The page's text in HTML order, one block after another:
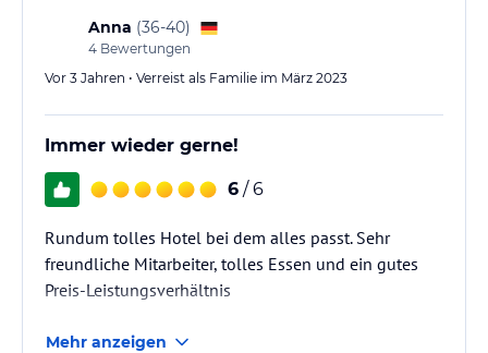
Anna (36-40)
4 Bewertungen
Vor 3 Jahren • Verreist als Familie im März 2023
Immer wieder gerne!
6 / 6
Rundum tolles Hotel bei dem alles passt. Sehr
freundliche Mitarbeiter, tolles Essen und ein gutes
Preis-Leistungsverhältnis
Mehr anzeigen